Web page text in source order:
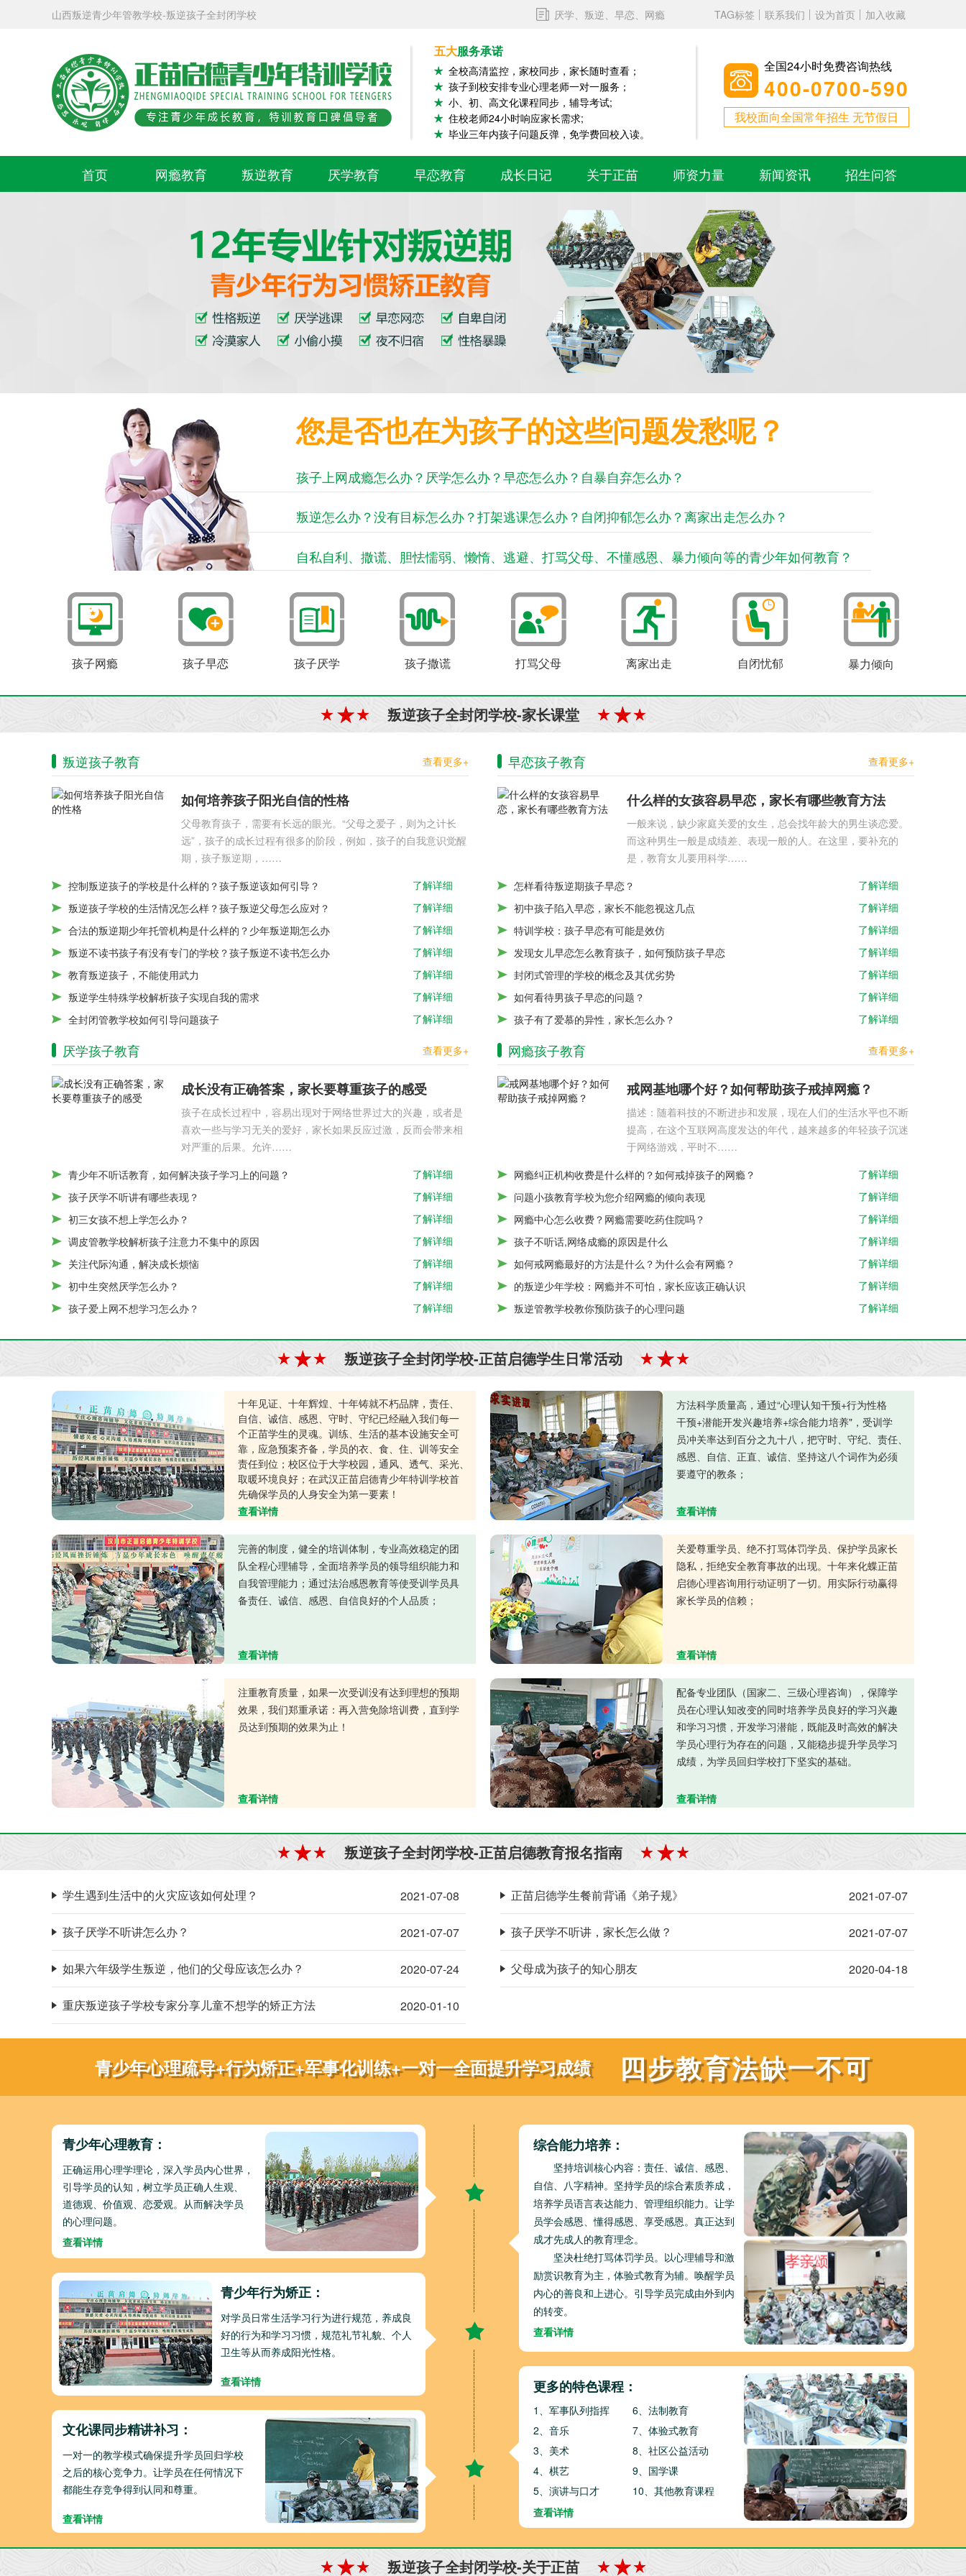
山西叛逆青少年管教学校-叛逆孩子全封闭学校 厌学、叛逆、早恋、网瘾 TAG标签 联系我们 设为首页 加入收藏
五大服务承诺
全校高清监控，家校同步，家长随时查看；
孩子到校安排专业心理老师一对一服务；
小、初、高文化课程同步，辅导考试;
住校老师24小时响应家长需求;
毕业三年内孩子问题反弹，免学费回校入读。
全国24小时免费咨询热线
400-0700-590
我校面向全国常年招生 无节假日
首页 网瘾教育 叛逆教育 厌学教育 早恋教育 成长日记 关于正苗 师资力量 新闻资讯 招生问答
您是否也在为孩子的这些问题发愁呢？
孩子上网成瘾怎么办？厌学怎么办？早恋怎么办？自暴自弃怎么办？
叛逆怎么办？没有目标怎么办？打架逃课怎么办？自闭抑郁怎么办？离家出走怎么办？
自私自利、撒谎、胆怯懦弱、懒惰、逃避、打骂父母、不懂感恩、暴力倾向等的青少年如何教育？
孩子网瘾 孩子早恋 孩子厌学 孩子撒谎 打骂父母 离家出走 自闭忧郁 暴力倾向
叛逆孩子全封闭学校-家长课堂
叛逆孩子教育 查看更多+
如何培养孩子阳光自信的性格
父母教育孩子，需要有长远的眼光。“父母之爱子，则为之计长
远”，孩子的成长过程有很多的阶段，例如，孩子的自我意识觉醒
期，孩子叛逆期，……
控制叛逆孩子的学校是什么样的？孩子叛逆该如何引导？
了解详细
叛逆孩子学校的生活情况怎么样？孩子叛逆父母怎么应对？
了解详细
合法的叛逆期少年托管机构是什么样的？少年叛逆期怎么办
了解详细
叛逆不读书孩子有没有专门的学校？孩子叛逆不读书怎么办
了解详细
教育叛逆孩子，不能使用武力
了解详细
叛逆学生特殊学校解析孩子实现自我的需求
了解详细
全封闭管教学校如何引导问题孩子
了解详细
早恋孩子教育 查看更多+
什么样的女孩容易早恋，家长有哪些教育方法
一般来说，缺少家庭关爱的女生，总会找年龄大的男生谈恋爱。
而这种男生一般是成绩差、表现一般的人。在这里，要补充的
是，教育女儿要用科学……
怎样看待叛逆期孩子早恋？
了解详细
初中孩子陷入早恋，家长不能忽视这几点
了解详细
特训学校：孩子早恋有可能是效仿
了解详细
发现女儿早恋怎么教育孩子，如何预防孩子早恋
了解详细
封闭式管理的学校的概念及其优劣势
了解详细
如何看待男孩子早恋的问题？
了解详细
孩子有了爱慕的异性，家长怎么办？
了解详细
厌学孩子教育 查看更多+
成长没有正确答案，家长要尊重孩子的感受
孩子在成长过程中，容易出现对于网络世界过大的兴趣，或者是
喜欢一些与学习无关的爱好，家长如果反应过激，反而会带来相
对严重的后果。允许……
青少年不听话教育，如何解决孩子学习上的问题？
了解详细
孩子厌学不听讲有哪些表现？
了解详细
初三女孩不想上学怎么办？
了解详细
调皮管教学校解析孩子注意力不集中的原因
了解详细
关注代际沟通，解决成长烦恼
了解详细
初中生突然厌学怎么办？
了解详细
孩子爱上网不想学习怎么办？
了解详细
网瘾孩子教育 查看更多+
戒网基地哪个好？如何帮助孩子戒掉网瘾？
描述：随着科技的不断进步和发展，现在人们的生活水平也不断
提高，在这个互联网高度发达的年代，越来越多的年轻孩子沉迷
于网络游戏，平时不……
网瘾纠正机构收费是什么样的？如何戒掉孩子的网瘾？
了解详细
问题小孩教育学校为您介绍网瘾的倾向表现
了解详细
网瘾中心怎么收费？网瘾需要吃药住院吗？
了解详细
孩子不听话,网络成瘾的原因是什么
了解详细
如何戒网瘾最好的方法是什么？为什么会有网瘾？
了解详细
的叛逆少年学校：网瘾并不可怕，家长应该正确认识
了解详细
叛逆管教学校教你预防孩子的心理问题
了解详细
叛逆孩子全封闭学校-正苗启德学生日常活动
十年见证、十年辉煌、十年铸就不朽品牌，责任、
自信、诚信、感恩、守时、守纪已经融入我们每一
个正苗学生的灵魂。训练、生活的基本设施安全可
靠，应急预案齐备，学员的衣、食、住、训等安全
责任到位；校区位于大学校园，通风、透气、采光、
取暖环境良好；在武汉正苗启德青少年特训学校首
先确保学员的人身安全为第一要素！
查看详情
方法科学质量高，通过“心理认知干预+行为性格
干预+潜能开发兴趣培养+综合能力培养"，受训学
员冲关率达到百分之九十八，把守时、守纪、责任、
感恩、自信、正直、诚信、坚持这八个词作为必须
要遵守的教条；
查看详情
完善的制度，健全的培训体制，专业高效稳定的团
队全程心理辅导，全面培养学员的领导组织能力和
自我管理能力；通过法治感恩教育等使受训学员具
备责任、诚信、感恩、自信良好的个人品质；
查看详情
关爱尊重学员、绝不打骂体罚学员、保护学员家长
隐私，拒绝安全教育事故的出现。十年来化蝶正苗
启德心理咨询用行动证明了一切。用实际行动赢得
家长学员的信赖；
查看详情
注重教育质量，如果一次受训没有达到理想的预期
效果，我们郑重承诺：再入营免除培训费，直到学
员达到预期的效果为止！
查看详情
配备专业团队（国家二、三级心理咨询），保障学
员在心理认知改变的同时培养学员良好的学习兴趣
和学习习惯，开发学习潜能，既能及时高效的解决
学员心理行为存在的问题，又能稳步提升学员学习
成绩，为学员回归学校打下坚实的基础。
查看详情
叛逆孩子全封闭学校-正苗启德教育报名指南
学生遇到生活中的火灾应该如何处理？ 2021-07-08 正苗启德学生餐前背诵《弟子规》 2021-07-07
孩子厌学不听讲怎么办？ 2021-07-07 孩子厌学不听讲，家长怎么做？ 2021-07-07
如果六年级学生叛逆，他们的父母应该怎么办？ 2020-07-24 父母成为孩子的知心朋友 2020-04-18
重庆叛逆孩子学校专家分享儿童不想学的矫正方法 2020-01-10
青少年心理疏导+行为矫正+军事化训练+一对一全面提升学习成绩 四步教育法缺一不可
青少年心理教育：
正确运用心理学理论，深入学员内心世界，
引导学员的认知，树立学员正确人生观、
道德观、价值观、恋爱观。从而解决学员
的心理问题。
查看详情
青少年行为矫正：
对学员日常生活学习行为进行规范，养成良
好的行为和学习习惯，规范礼节礼貌、个人
卫生等从而养成阳光性格。
查看详情
文化课同步精讲补习：
一对一的教学模式确保提升学员回归学校
之后的核心竞争力。让学员在任何情况下
都能生存竞争得到认同和尊重。
查看详情
综合能力培养：
坚持培训核心内容：责任、诚信、感恩、
自信、八字精神。坚持学员的综合素质养成，
培养学员语言表达能力、管理组织能力。让学
员学会感恩、懂得感恩、享受感恩。真正达到
成才先成人的教育理念。
坚决杜绝打骂体罚学员。以心理辅导和激
励赏识教育为主，体验式教育为辅。唤醒学员
内心的善良和上进心。引导学员完成由外到内
的转变。
查看详情
更多的特色课程：
1、军事队列指挥
6、法制教育
2、音乐
7、体验式教育
3、美术
8、社区公益活动
4、棋艺
9、国学课
5、演讲与口才
10、其他教育课程
查看详情
叛逆孩子全封闭学校-关于正苗